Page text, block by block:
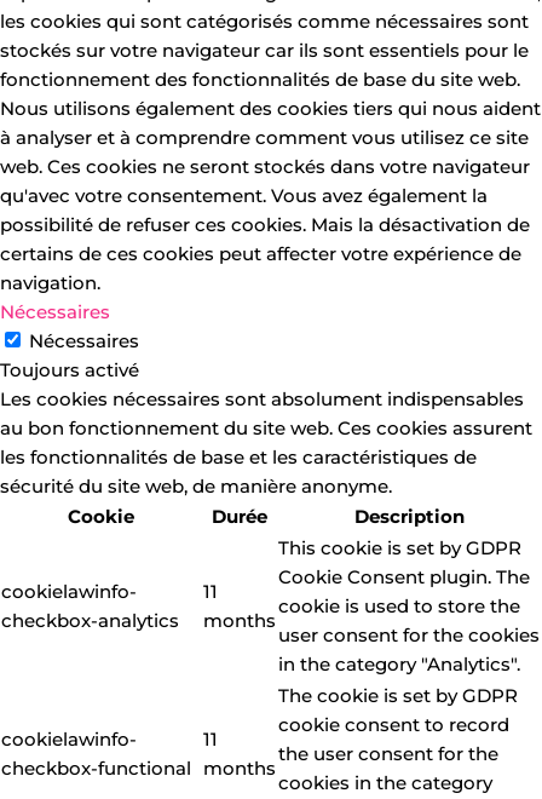
les cookies qui sont catégorisés comme nécessaires sont
stockés sur votre navigateur car ils sont essentiels pour le
fonctionnement des fonctionnalités de base du site web.
Nous utilisons également des cookies tiers qui nous aident
à analyser et à comprendre comment vous utilisez ce site
web. Ces cookies ne seront stockés dans votre navigateur
qu'avec votre consentement. Vous avez également la
possibilité de refuser ces cookies. Mais la désactivation de
certains de ces cookies peut affecter votre expérience de
navigation.
Nécessaires
Nécessaires
Toujours activé
Les cookies nécessaires sont absolument indispensables
au bon fonctionnement du site web. Ces cookies assurent
les fonctionnalités de base et les caractéristiques de
sécurité du site web, de manière anonyme.
Cookie
Durée Description
cookielawinfo-
checkbox-analytics
11
months
This cookie is set by GDPR
Cookie Consent plugin. The
cookie is used to store the
user consent for the cookies
in the category "Analytics".
cookielawinfo-
checkbox-functional
11
months
The cookie is set by GDPR
cookie consent to record
the user consent for the
cookies in the category